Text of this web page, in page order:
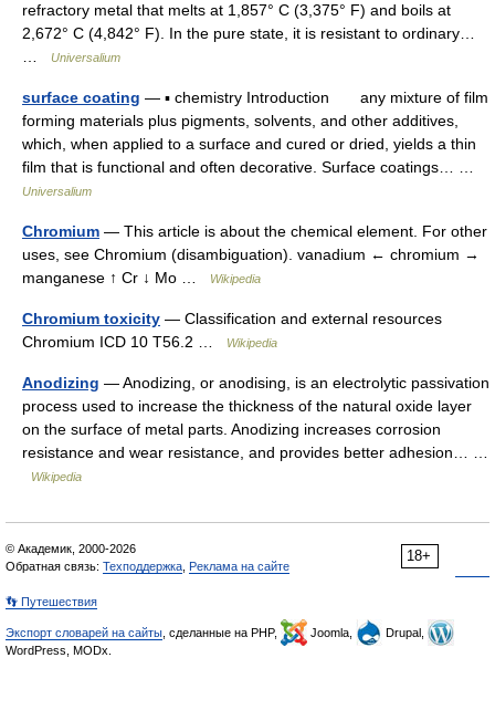
refractory metal that melts at 1,857° C (3,375° F) and boils at
2,672° C (4,842° F). In the pure state, it is resistant to ordinary…
Universalium
surface coating — ▪ chemistry Introduction any mixture of film
forming materials plus pigments, solvents, and other additives,
which, when applied to a surface and cured or dried, yields a thin
film that is functional and often decorative. Surface coatings… …
Universalium
Chromium — This article is about the chemical element. For other
uses, see Chromium (disambiguation). vanadium ← chromium →
manganese ↑ Cr ↓ Mo …
Wikipedia
Chromium toxicity — Classification and external resources
Chromium ICD 10 T56.2 …
Wikipedia
Anodizing — Anodizing, or anodising, is an electrolytic passivation
process used to increase the thickness of the natural oxide layer
on the surface of metal parts. Anodizing increases corrosion
resistance and wear resistance, and provides better adhesion… …
Wikipedia
18+
© Академик, 2000-2026
Обратная связь: Техподдержка Реклама на сайте
👣 Путешествия
Экспорт словарей на сайты , сделанные на PHP, Joomla,
Drupal,
WordPress, MODx.